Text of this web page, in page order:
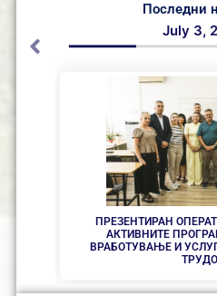
Последни
ПРЕЗЕНTИРАН
АКТИВНИТЕ
ВРАБОТУВАЊЕ И
July 3,